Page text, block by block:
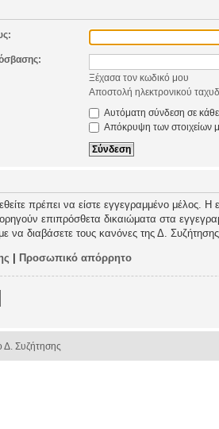
Ξέχασα τον κωδικό μου
Αποστολή ηλεκτρονικού
Αυτόματη σύνδεση σε
Απόκρυψη των στοιχείων
πρέπει να είστε εγγεγραμμένο μέλος.
επιπρόσθετα δικαιώματα στα
να διαβάσετε τους κανόνες της Δ.
Προσωπικό απόρρητο
Δ. Συζήτησης